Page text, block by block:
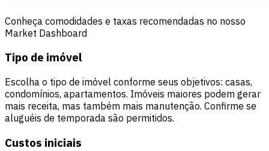
Conheça comodidades e taxas recomendadas no nosso
Market Dashboard
Tipo de imóvel
Escolha o tipo de imóvel conforme seus objetivos: casas,
condomínios, apartamentos. Imóveis maiores podem gerar
mais receita, mas também mais manutenção. Confirme se
aluguéis de temporada são permitidos.
Custos iniciais